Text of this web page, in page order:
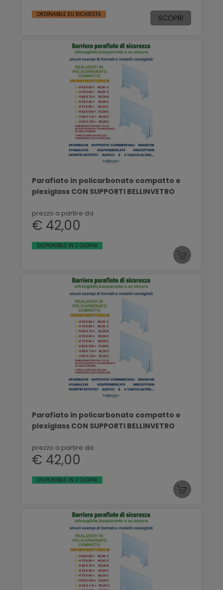
ORDINABILE SU RICHIESTA SCOPRI
Parafiato in policarbonato compatto e
plexiglass CON SUPPORTI BELLINVETRO
prezzo a partire da
€ 42,00
DISPONIBILE IN 3 GIORNI
Parafiato in policarbonato compatto e
plexiglass CON SUPPORTI BELLINVETRO
prezzo a partire da
€ 42,00
DISPONIBILE IN 3 GIORNI